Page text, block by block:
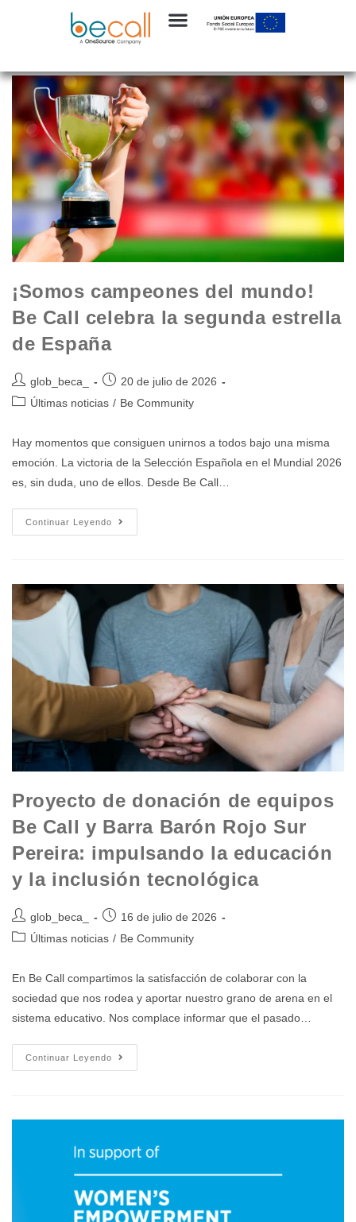
¡Somos campeones del mundo!
Be Call celebra la segunda estrella
de España
glob_beca_
20 de julio de 2026
Últimas noticias / Be Community
Hay momentos que consiguen unirnos a todos bajo una misma
emoción. La victoria de la Selección Española en el Mundial 2026
es, sin duda, uno de ellos. Desde Be Call…
Continuar Leyendo
Proyecto de donación de equipos
Be Call y Barra Barón Rojo Sur
Pereira: impulsando la educación
y la inclusión tecnológica
glob_beca_
16 de julio de 2026
Últimas noticias / Be Community
En Be Call compartimos la satisfacción de colaborar con la
sociedad que nos rodea y aportar nuestro grano de arena en el
sistema educativo. Nos complace informar que el pasado…
Continuar Leyendo